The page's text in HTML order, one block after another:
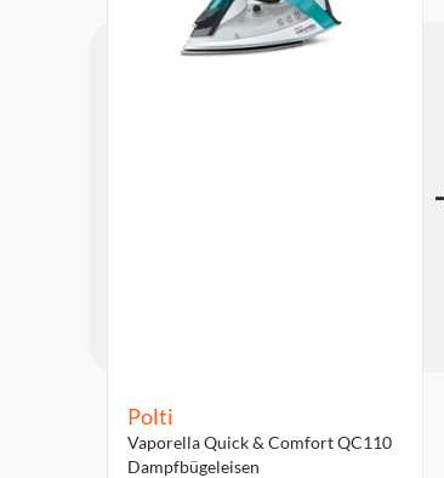
Polti
Vaporella Quick & Comfort QC110
Dampfbügeleisen